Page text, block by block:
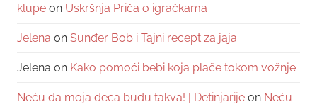
klupe on Uskršnja Priča o igračkama
Jelena on Sunđer Bob i Tajni recept za jaja
Jelena on Kako pomoći bebi koja plače tokom vožnje
Neću da moja deca budu takva! | Detinjarije on Neću